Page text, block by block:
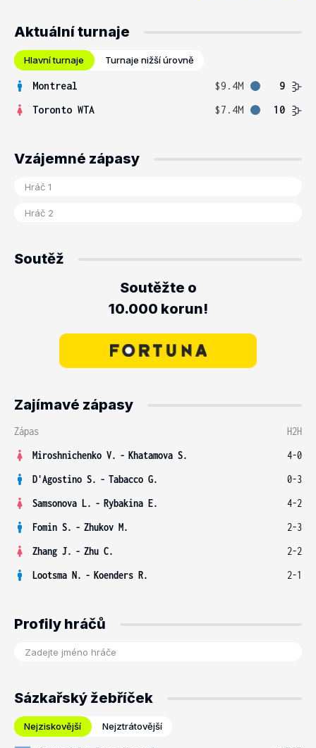
Aktuální turnaje
Hlavní turnaje Turnaje nižší úrovně
Montreal $9.4M
9
Toronto WTA
$7.4M 10
Vzájemné zápasy
Soutěž
Soutěžte o
10.000 korun!
Zajímavé zápasy
Zápas
H2H
Miroshnichenko V. - Khatamova S.
4-0
D'Agostino S. - Tabacco G.
0-3
Samsonova L. - Rybakina E.
4-2
Fomin S. - Zhukov M.
2-3
Zhang J. - Zhu C.
2-2
Lootsma N. - Koenders R. 2-1
Profily hráčů
Sázkařský žebříček
Nejziskovější Nejztrátovější